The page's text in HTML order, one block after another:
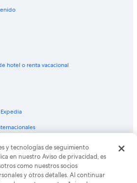
hotel o renta vacacional
empresa de Expedia Group. Todos los
y el logo de Expedia son marcas
de Expedia, Inc. CST# 2029030-50.
y tecnologías de seguimiento
en nuestro Aviso de privacidad, es
como nuestros socios
y otros detalles. Al continuar